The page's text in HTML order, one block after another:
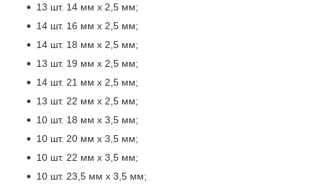
13 шт. 14 мм х 2,5 мм;
14 шт. 16 мм х 2,5 мм;
14 шт. 18 мм х 2,5 мм;
13 шт. 19 мм х 2,5 мм;
14 шт. 21 мм х 2,5 мм;
13 шт. 22 мм х 2,5 мм;
10 шт. 18 мм x 3,5 мм;
10 шт. 20 мм x 3,5 мм;
10 шт. 22 мм х 3,5 мм;
10 шт. 23,5 мм x 3,5 мм;